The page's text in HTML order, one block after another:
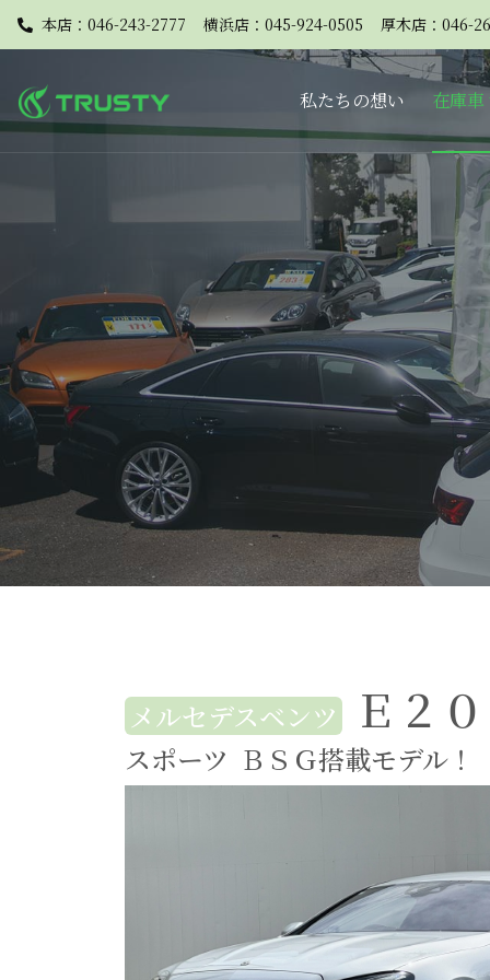
本店：046-243-2777 横浜店：045-924-0505 厚木店：046-
私たちの想い 在庫車
メルセデスベンツ Ｅ２
スポーツ ＢＳＧ搭載モデル！